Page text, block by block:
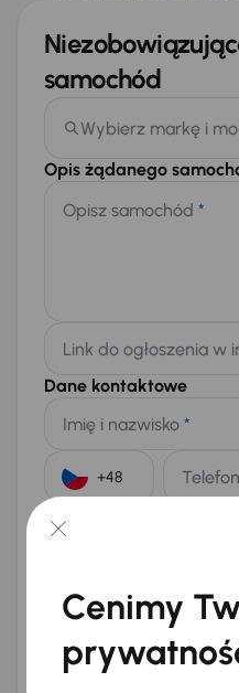
samochód
Wybierz markę i
Opis żądanego
Opisz samochód *
Link do ogłoszenia w
Dane kontaktowe
Imię i nazwisko *
Telefon
E-mail
Na numer telefonu
Wyślij
Cenimy